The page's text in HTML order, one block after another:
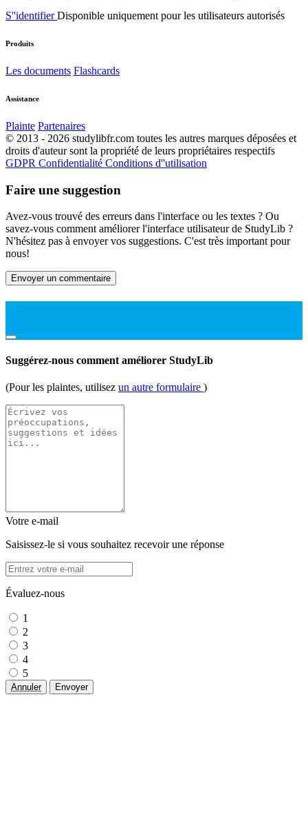
S''identifierDisponible uniquement pour les utilisateurs autorisés
Produits
Les documents Flashcards
Assistance
Plainte Partenaires
© 2013 - 2026 studylibfr.com toutes les autres marques déposées et
droits d'auteur sont la propriété de leurs propriétaires respectifs
GDPR Confidentialité Conditions d''utilisation
Faire une suggestion
Avez-vous trouvé des erreurs dans l'interface ou les textes ? Ou
savez-vous comment améliorer l'interface utilisateur de StudyLib ?
N'hésitez pas à envoyer vos suggestions. C'est très important pour
nous!
Envoyer un commentaire
Suggérez-nous comment améliorer StudyLib
(Pour les plaintes, utilisez un autre formulaire )
Votre e-mail
Saisissez-le si vous souhaitez recevoir une réponse
Évaluez-nous
1
2
3
4
5
Annuler Envoyer